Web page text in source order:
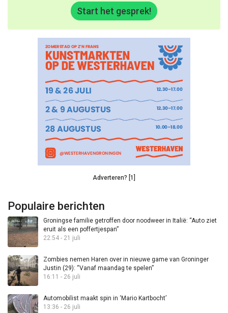
Start het gesprek!
Adverteren? [1]
Populaire berichten
Groningse familie getroffen door noodweer in Italië: “Auto ziet
eruit als een poffertjespan”
22:54 - 21 juli
Zombies nemen Haren over in nieuwe game van Groninger
Justin (29): “Vanaf maandag te spelen”
16:11 - 26 juli
Automobilist maakt spin in ‘Mario Kartbocht’
13:36 - 26 juli